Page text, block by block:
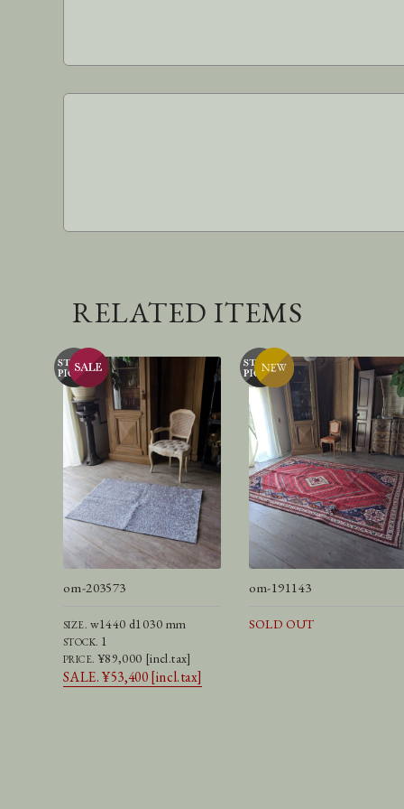
RELATED ITEMS
om-203573
SIZE. w1440 d1030 mm
STOCK. 1
PRICE. ¥89,000 [incl.tax]
SALE. ¥53,400 [incl.tax]
om-191143
SOLD OUT